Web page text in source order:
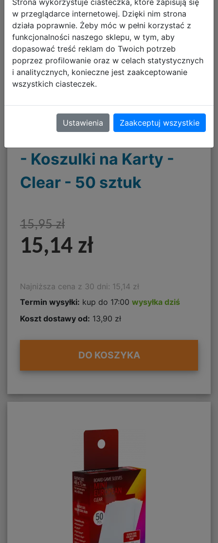
Gamegenic: Board
Game Sleeves - Mini
American (44x67 mm)
- Koszulki na Karty -
Clear - 50 sztuk
15,95 zł
15,14 zł
Najniższa cena z 30 dni: 15,14 zł
Termin wysyłki: kup do 17:00 wysyłka dziś
Koszt dostawy od: 13,90 zł
DO KOSZYKA
Strona wykorzystuje ciasteczka, które zapisują się
w przeglądarce internetowej. Dzięki nim strona
działa poprawnie. Żeby móc w pełni korzystać z
funkcjonalności naszego sklepu, w tym, aby
dopasować treść reklam do Twoich potrzeb
poprzez profilowanie oraz w celach statystycznych
i analitycznych, konieczne jest zaakceptowanie
wszystkich ciasteczek.
Ustawienia Zaakceptuj wszystkie